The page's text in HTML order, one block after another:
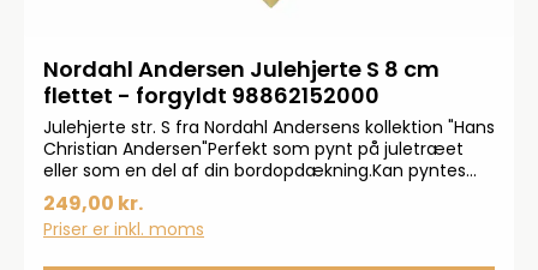
Nordahl Andersen Julehjerte S 8 cm
flettet - forgyldt 98862152000
Julehjerte str. S fra Nordahl Andersens kollektion "Hans
Christian Andersen"Perfekt som pynt på juletræet
eller som en del af din bordopdækning.Kan pyntes
enten for sig selv i et vindue, eller på en troldegren
som en del af flere julehjerter i forskellige
størrelser. Gravering er muligt.
249,00 kr.
Priser er inkl. moms